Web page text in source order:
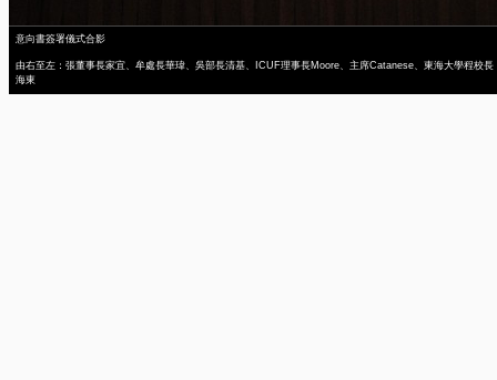
意向書簽署儀式合影
由右至左：張董事長家宜、牟處長華瑋、吳部長清基、ICUF理事長Moore、主席Catanese、東海大學程校長
海東